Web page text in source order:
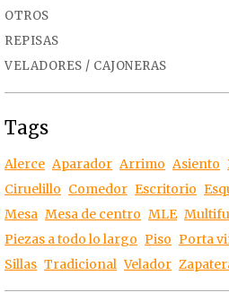
OTROS
REPISAS
VELADORES / CAJONERAS
Tags
Alerce Aparador Arrimo Asiento
Ciruelillo Comedor Escritorio
Mesa Mesa de centro MLE
Piezas a todo lo largo Piso Porta
Sillas Tradicional Velador